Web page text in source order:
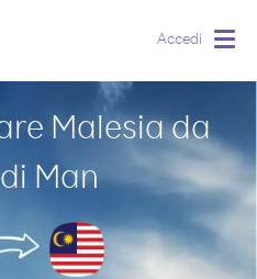
Accedi
Malesia da
Man